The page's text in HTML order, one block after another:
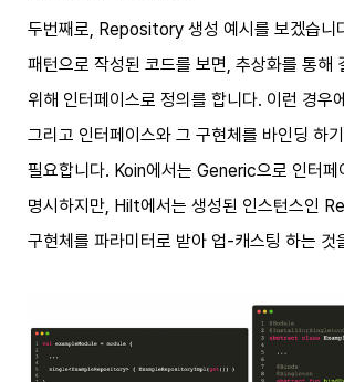
두번째로, Repository 생성 예시를 보겠습
패턴으로 작성된 코드를 보면, 추상화를 통해
위해 인터페이스로 정의를 합니다. 이런 경우
그리고 인터페이스와 그 구현체를 바인딩 하
필요합니다. Koin에서는 Generic으로 인터페
명시하지만, Hilt에서는 생성된 인스턴스인
구현체를 파라미터로 받아 업-캐스팅 하는 것